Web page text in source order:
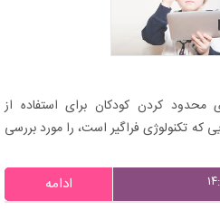
محدود کردن کودکان برای استفاده از
که تکنولوژی فراگیر است، را مورد بررسی
ادامه